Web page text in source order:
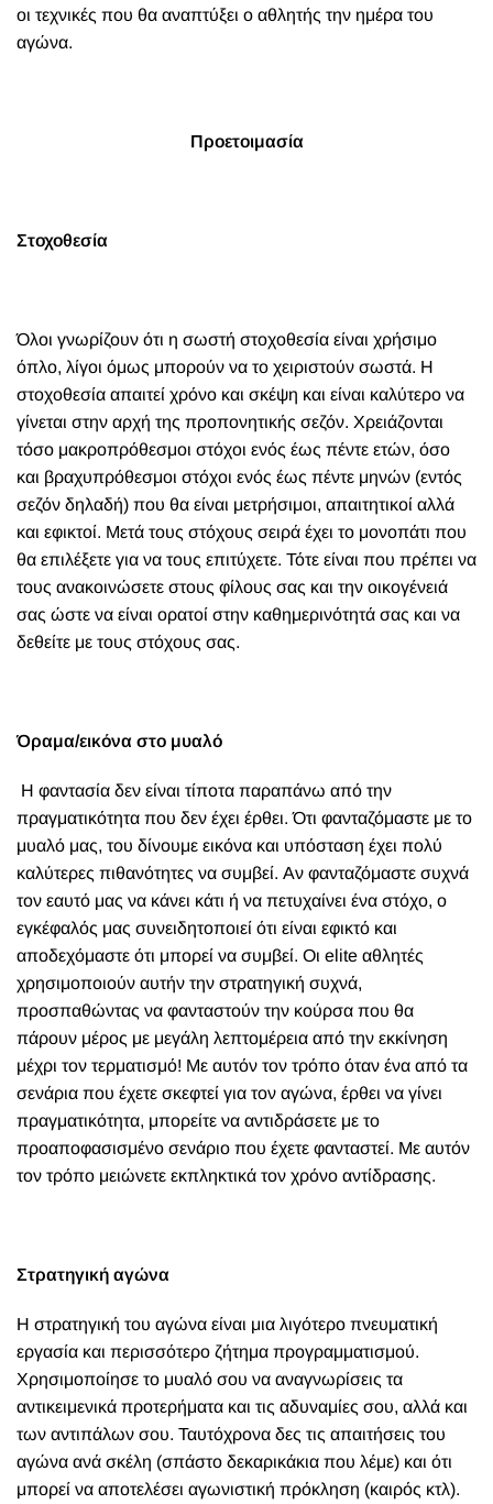
οι τεχνικές που θα αναπτύξει ο αθλητής την ημέρα του
αγώνα.
Προετοιμασία
Στοχοθεσία
Όλοι γνωρίζουν ότι η σωστή στοχοθεσία είναι χρήσιμο
όπλο, λίγοι όμως μπορούν να το χειριστούν σωστά. Η
στοχοθεσία απαιτεί χρόνο και σκέψη και είναι καλύτερο να
γίνεται στην αρχή της προπονητικής σεζόν. Χρειάζονται
τόσο μακροπρόθεσμοι στόχοι ενός έως πέντε ετών, όσο
και βραχυπρόθεσμοι στόχοι ενός έως πέντε μηνών (εντός
σεζόν δηλαδή) που θα είναι μετρήσιμοι, απαιτητικοί αλλά
και εφικτοί. Μετά τους στόχους σειρά έχει το μονοπάτι που
θα επιλέξετε για να τους επιτύχετε. Τότε είναι που πρέπει να
τους ανακοινώσετε στους φίλους σας και την οικογένειά
σας ώστε να είναι ορατοί στην καθημερινότητά σας και να
δεθείτε με τους στόχους σας.
Όραμα/εικόνα στο μυαλό
Η φαντασία δεν είναι τίποτα παραπάνω από την
πραγματικότητα που δεν έχει έρθει. Ότι φανταζόμαστε με το
μυαλό μας, του δίνουμε εικόνα και υπόσταση έχει πολύ
καλύτερες πιθανότητες να συμβεί. Αν φανταζόμαστε συχνά
τον εαυτό μας να κάνει κάτι ή να πετυχαίνει ένα στόχο, ο
εγκέφαλός μας συνειδητοποιεί ότι είναι εφικτό και
αποδεχόμαστε ότι μπορεί να συμβεί. Οι elite αθλητές
χρησιμοποιούν αυτήν την στρατηγική συχνά,
προσπαθώντας να φανταστούν την κούρσα που θα
πάρουν μέρος με μεγάλη λεπτομέρεια από την εκκίνηση
μέχρι τον τερματισμό! Με αυτόν τον τρόπο όταν ένα από τα
σενάρια που έχετε σκεφτεί για τον αγώνα, έρθει να γίνει
πραγματικότητα, μπορείτε να αντιδράσετε με το
προαποφασισμένο σενάριο που έχετε φανταστεί. Με αυτόν
τον τρόπο μειώνετε εκπληκτικά τον χρόνο αντίδρασης.
Στρατηγική αγώνα
Η στρατηγική του αγώνα είναι μια λιγότερο πνευματική
εργασία και περισσότερο ζήτημα προγραμματισμού.
Χρησιμοποίησε το μυαλό σου να αναγνωρίσεις τα
αντικειμενικά προτερήματα και τις αδυναμίες σου, αλλά και
των αντιπάλων σου. Ταυτόχρονα δες τις απαιτήσεις του
αγώνα ανά σκέλη (σπάστο δεκαρικάκια που λέμε) και ότι
μπορεί να αποτελέσει αγωνιστική πρόκληση (καιρός κτλ).